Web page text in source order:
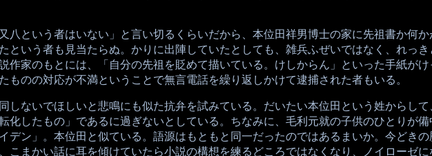
という者はいない」と言い切るくらいだから、本位田祥男博士の家に先祖書か何
という者も見当たらぬ。かりに出陣していたとしても、雑兵ふぜいではなく、れっ
作家のもとには、「自分の先祖を貶めて描いている。けしからん」といった手紙が
のの対応が不満ということで無言電話を繰り返しかけて逮捕された者もいる。
ないでほしいと悲鳴にも似た抗弁を試みている。だいたい本位田という姓からし
化したもの」であるに過ぎないとしている。ちなみに、毛利元就の子供のひとりが
デン」。本位田と似ている。語源はもともと同一だったのではあるまいか。今どき
まかい話に耳を傾けていたら小説の構想を練るどころではなくなり、ノイローゼに